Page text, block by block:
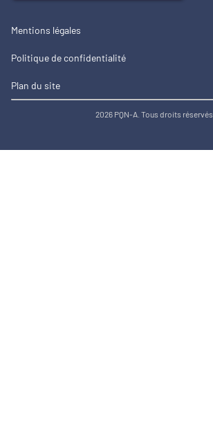
Mentions légales
Politique de confidentialité
Plan du site
2026 PQN-A. Tous droits réservés.